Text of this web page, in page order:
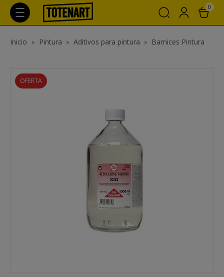
0
Inicio Pintura Aditivos para pintura Barnices Pintura
OFERTA